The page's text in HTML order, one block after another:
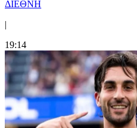
ΔΙΕΘΝΗ
|
19:14